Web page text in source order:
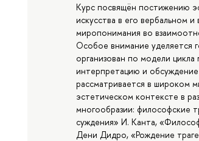
Курс посвящён постижению
искусства в его вербальном
миропонимания во
Особое внимание уделяется
организован по модели
интерпретацию и обсуждение
рассматривается в широком
эстетическом контексте в
многообразии: философские
суждения» И. Канта,
Дени Дидро, «Рождение